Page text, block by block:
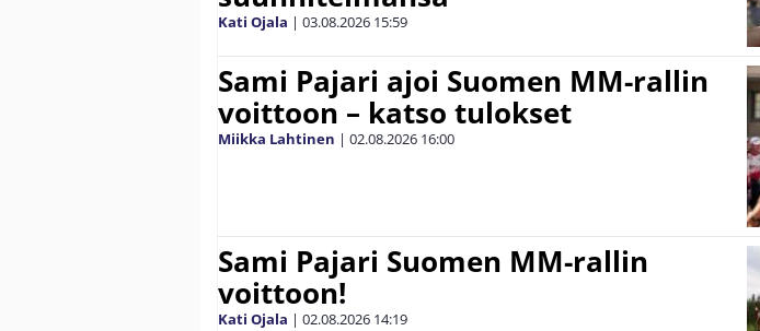
Kati Ojala | 03.08.2026 15:59
Sami Pajari ajoi Suomen MM-rallin
voittoon – katso tulokset
Miikka Lahtinen | 02.08.2026 16:00
Sami Pajari Suomen MM-rallin
voittoon!
Kati Ojala | 02.08.2026 14:19